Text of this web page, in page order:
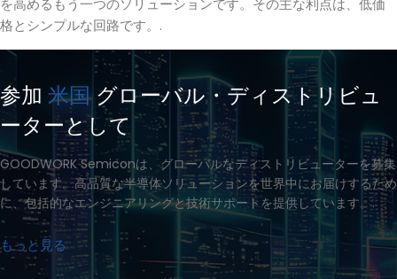
を高めるもう一つのソリューションです。その主な利点は、低価
格とシンプルな回路です。.
参加 米国グローバル・ディストリビュ
ーターとして
GOODWORK Semiconは、グローバルなディストリビューターを募集
しています。高品質な半導体ソリューションを世界中にお届けするため
に、包括的なエンジニアリングと技術サポートを提供しています。.
もっと見る